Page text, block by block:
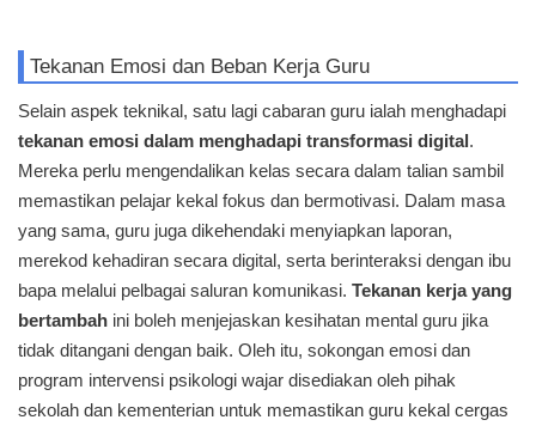
Tekanan Emosi dan Beban Kerja Guru
Selain aspek teknikal, satu lagi cabaran guru ialah menghadapi
tekanan emosi dalam menghadapi transformasi digital.
Mereka perlu mengendalikan kelas secara dalam talian sambil
memastikan pelajar kekal fokus dan bermotivasi. Dalam masa
yang sama, guru juga dikehendaki menyiapkan laporan,
merekod kehadiran secara digital, serta berinteraksi dengan ibu
bapa melalui pelbagai saluran komunikasi. Tekanan kerja yang
bertambah ini boleh menjejaskan kesihatan mental guru jika
tidak ditangani dengan baik. Oleh itu, sokongan emosi dan
program intervensi psikologi wajar disediakan oleh pihak
sekolah dan kementerian untuk memastikan guru kekal cergas